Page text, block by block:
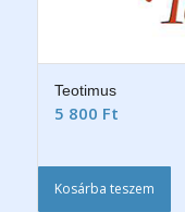
Teotimus
5 800 Ft
Kosárba teszem